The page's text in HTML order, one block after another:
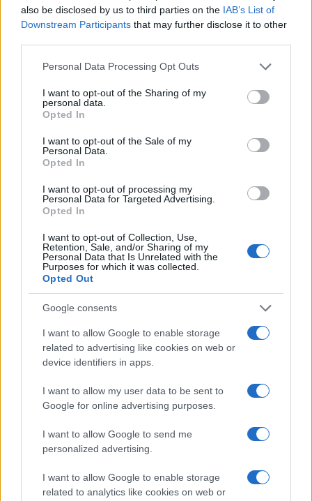
also be disclosed by us to third parties on the IAB’s List of
Downstream Participants that may further disclose it to other
Please note that this website/app uses one or more Google
not limited to your visit or usage behaviour. You may click to
grant or deny consent to Google and its third-party tags to
use your data for below specified purposes in below Google
consent section.
Personal Data Processing Opt Outs
I want to opt-out of the Sharing of my
personal data.
Opted In
I want to opt-out of the Sale of my
Personal Data.
Opted In
I want to opt-out of processing my
Personal Data for Targeted Advertising.
Opted In
I want to opt-out of Collection, Use,
Retention, Sale, and/or Sharing of my
Personal Data that Is Unrelated with the
Purposes for which it was collected.
Opted Out
Google consents
I want to allow Google to enable storage
related to advertising like cookies on web or
device identifiers in apps.
I want to allow my user data to be sent to
Google for online advertising purposes.
I want to allow Google to send me
personalized advertising.
I want to allow Google to enable storage
related to analytics like cookies on web or
Francesca Lombardi
tecnici dal primo box di un circuito toscano e
da allora firma approfondimenti sui motori. In
alle prove su pista, cura il format 'tecnica e
cronaca' e conserva i fogli di appunti del